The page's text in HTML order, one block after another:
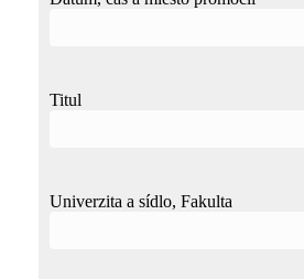
Titul
Univerzita a sídlo, Fakulta